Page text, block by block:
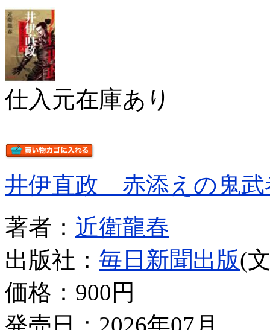
仕入元在庫あり
井伊直政 赤添えの鬼
著者： 近衛龍春
出版社： 毎日新聞出版(
価格： 900円
発売日：2026年07月